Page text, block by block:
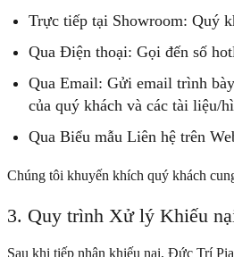
Trực tiếp tại Showroom: Quý
Qua Điện thoại: Gọi đến số
Qua Email: Gửi email trình
của quý khách và các tài liệu/
Qua Biểu mẫu Liên hệ trên
Chúng tôi khuyến khích quý khách
3. Quy trình Xử lý Khiếu
Sau khi tiếp nhận khiếu nại, Đức Trí